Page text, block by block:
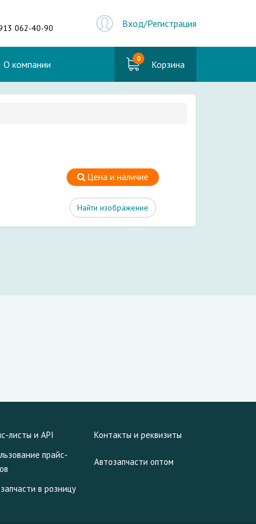
062-40-90 Вход/Регистрация
О компании 0 Корзина
Цена и наличие
Найти изображение
листы и API Контакты и реквизиты
прайс-
Автозапчасти оптом
в розницу